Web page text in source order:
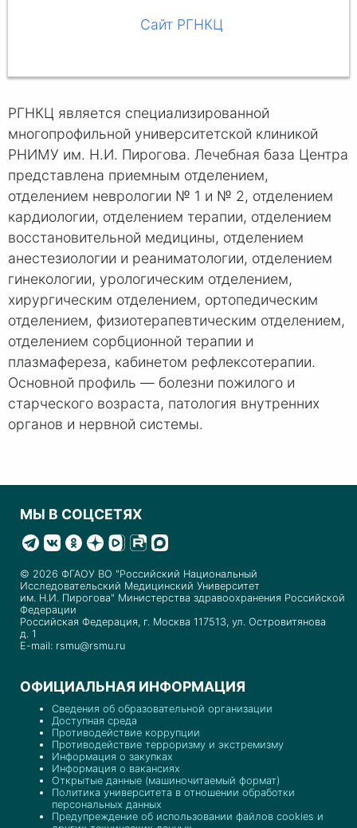
Сайт РГНКЦ
РГНКЦ является специализированной
многопрофильной университетской клиникой
РНИМУ им. Н.И. Пирогова. Лечебная база Центра
представлена приемным отделением,
отделением неврологии № 1 и № 2, отделением
кардиологии, отделением терапии, отделением
восстановительной медицины, отделением
анестезиологии и реаниматологии, отделением
гинекологии, урологическим отделением,
хирургическим отделением, ортопедическим
отделением, физиотерапевтическим отделением,
отделением сорбционной терапии и
плазмафереза, кабинетом рефлексотерапии.
Основной профиль — болезни пожилого и
старческого возраста, патология внутренних
органов и нервной системы.
МЫ В СОЦСЕТЯХ
© 2026 ФГАОУ ВО "Российский Национальный
Исследовательский Медицинский Университет
им. Н.И. Пирогова" Министерства здравоохранения Российской
Федерации
Российская Федерация, г. Москва 117513, ул. Островитянова
д. 1
E-mail: rsmu@rsmu.ru
ОФИЦИАЛЬНАЯ ИНФОРМАЦИЯ
Сведения об образовательной организации
Доступная среда
Противодействие коррупции
Противодействие терроризму и экстремизму
Информация о закупках
Информация о вакансиях
Открытые данные (машиночитаемый формат)
Политика университета в отношении обработки
персональных данных
Предупреждение об использовании файлов cookies и